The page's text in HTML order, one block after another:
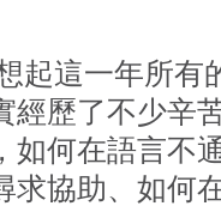
起這一年所有
經歷了不少辛
如何在語言不
求協助、如何